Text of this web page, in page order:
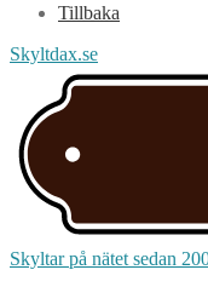
Tillbaka
Skyltdax.se
Skyltar på nätet sedan